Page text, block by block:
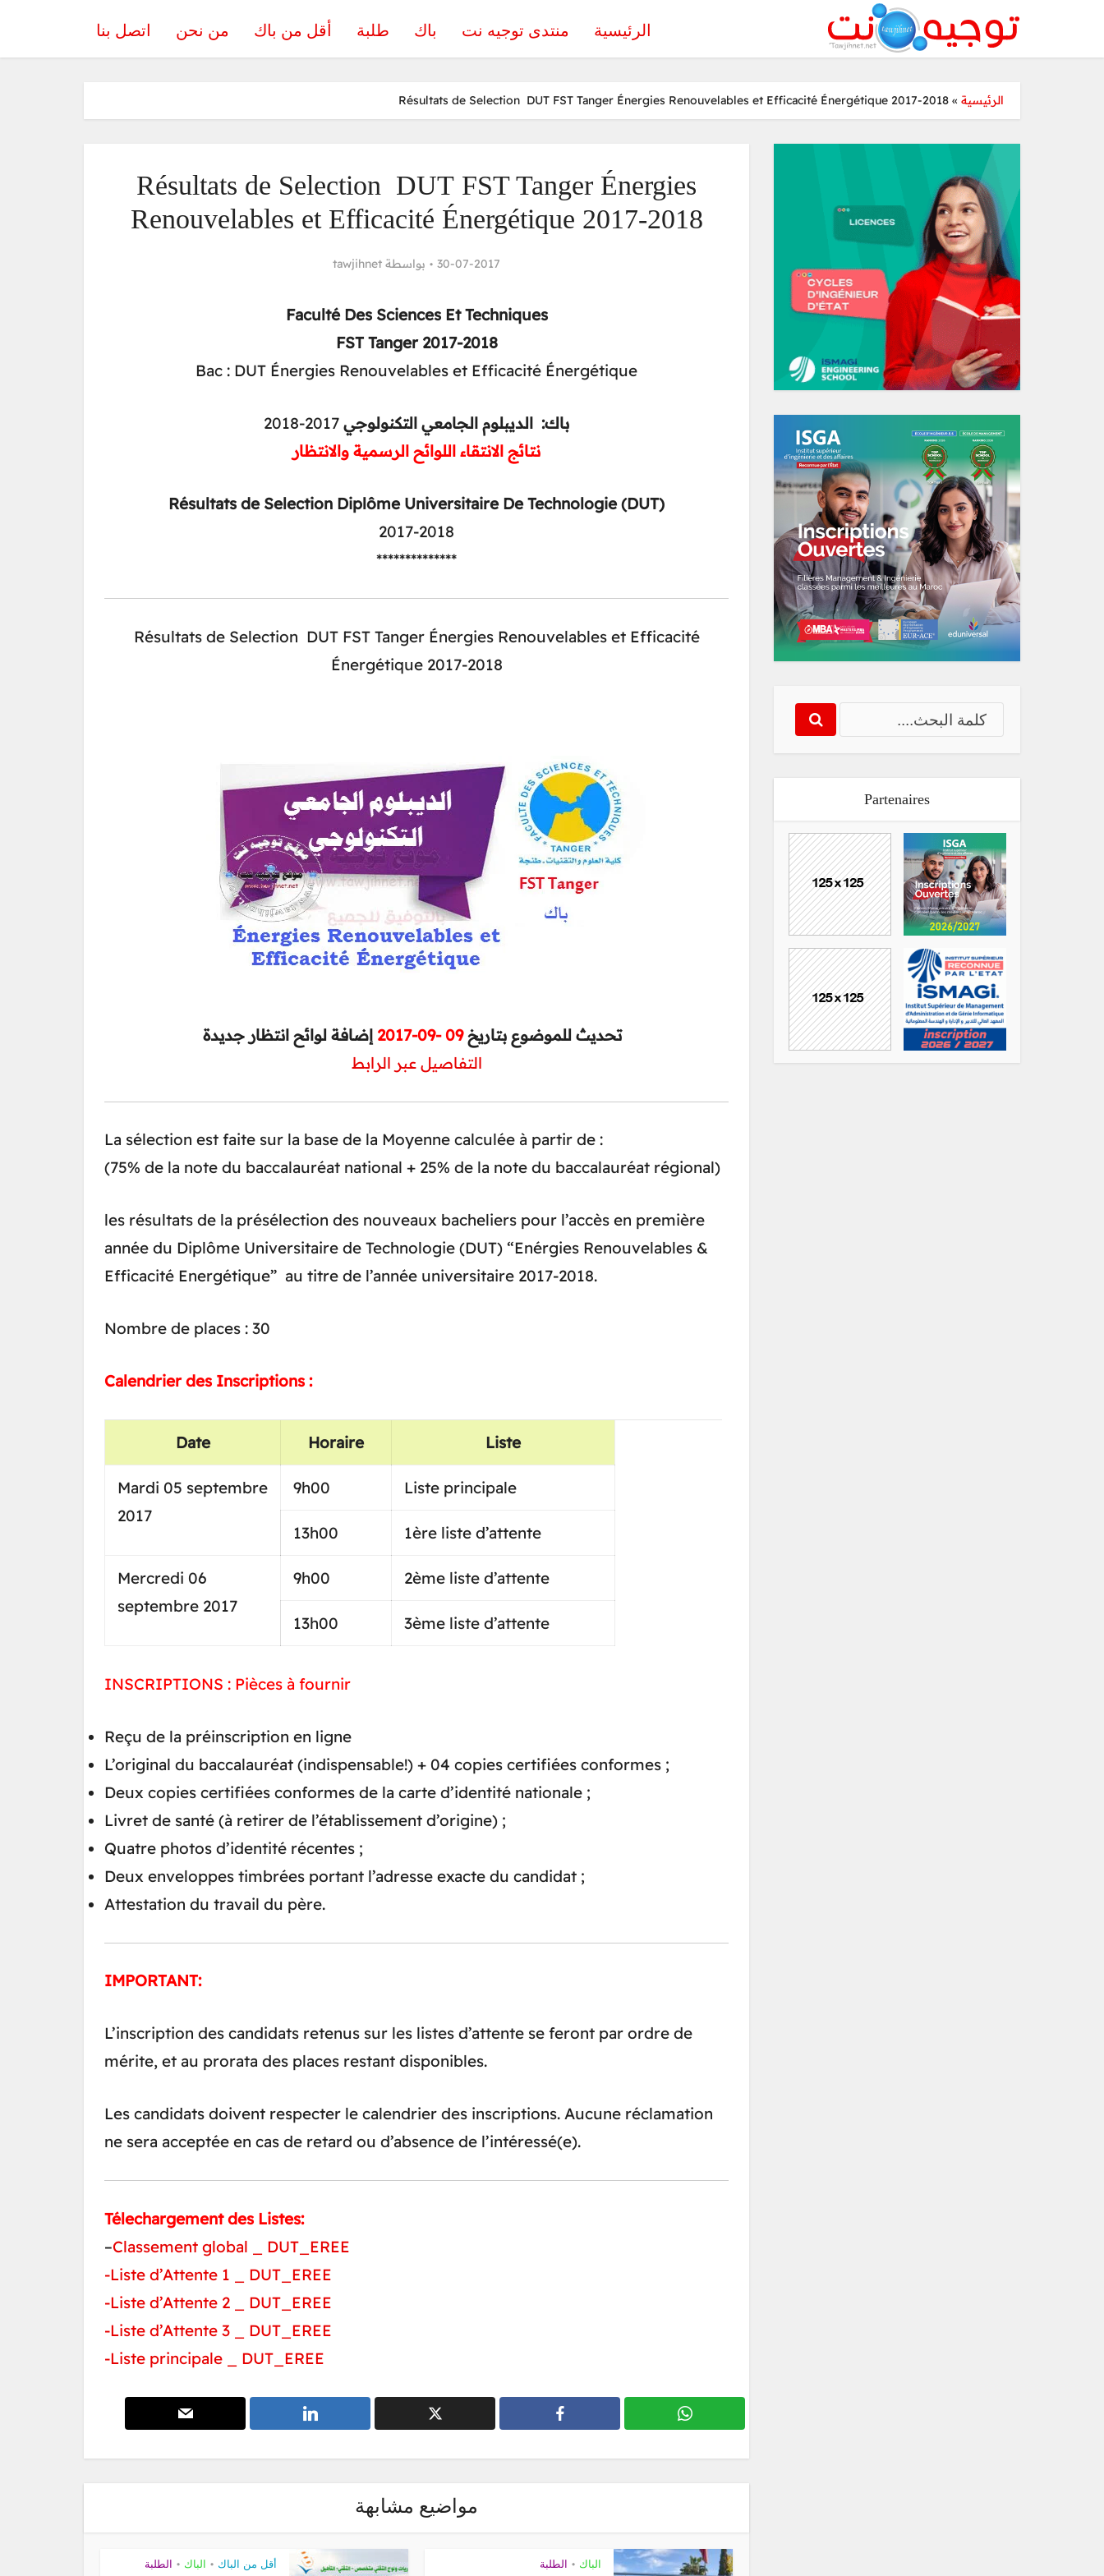
الرئيسية منتدى توجيه نت باك طلبة أقل من باك من نحن اتصل بنا
الرئيسية »
Résultats de Selection DUT FST Tanger Énergies Renouvelables et Efficacité Énergétique 2017-2018
Résultats de Selection DUT FST Tanger Énergies
Renouvelables et Efficacité Énergétique 2017-2018
30-07-2017 بواسطة tawjihnet
FacultéDes Sciences Et Techniques
FST Tanger 2017-2018
Bac : DUT Énergies Renouvelables et Efficacité Énergétique
باك: الديبلوم الجامعي التكنولوجي 2017-2018
نتائج الانتقاء اللوائح الرسمية والانتظار
Résultats de Selection Diplôme Universitaire De Technologie (DUT)
2017-2018
**************
Résultats de Selection DUT FST Tanger Énergies Renouvelables et Efficacité
Énergétique 2017-2018
تحديث للموضوع بتاريخ09 -09-2017
إضافة لوائح انتظار جديدة
التفاصيل عبر الرابط
La sélection est faite sur la base de la Moyenne calculée à partir de :
(75% de la note du baccalauréat national + 25% de la note du baccalauréat régional)
les résultats de la présélection des nouveaux bacheliers pour l’accès en première
année du Diplôme Universitaire de Technologie (DUT) “Enérgies Renouvelables &
Efficacité Energétique” au titre de l’année universitaire 2017-2018.
Nombre de places : 30
Calendrier des Inscriptions :
Date Horaire Liste
Mardi 05 septembre
2017
9h00 Liste principale
13h00 1ère liste d’attente
Mercredi 06
septembre 2017
9h00 2ème liste d’attente
13h00 3ème liste d’attente
INSCRIPTIONS : Pièces à fournir
Reçu de la préinscription en ligne
L’original du baccalauréat (indispensable!) + 04 copies certifiées conformes ;
Deux copies certifiées conformes de la carte d’identité nationale ;
Livret de santé (à retirer de l’établissement d’origine) ;
Quatre photos d’identité récentes ;
Deux enveloppes timbrées portant l’adresse exacte du candidat ;
Attestation du travail du père.
IMPORTANT:
L’inscription des candidats retenus sur les listes d’attente se feront par ordre de
mérite, et au prorata des places restant disponibles.
Les candidats doivent respecter le calendrier des inscriptions. Aucune réclamation
ne sera acceptée en cas de retard ou d’absence de l’intéressé(e).
Télechargement des Listes:
–Classement global _ DUT_EREE
-Liste d’Attente 1 _ DUT_EREE
-Liste d’Attente 2 _ DUT_EREE
-Liste d’Attente 3 _ DUT_EREE
-Liste principale _ DUT_EREE
مواضيع مشابهة
الباك • الطلبة أقل من الباك • الباك • الطلبة
Partenaires